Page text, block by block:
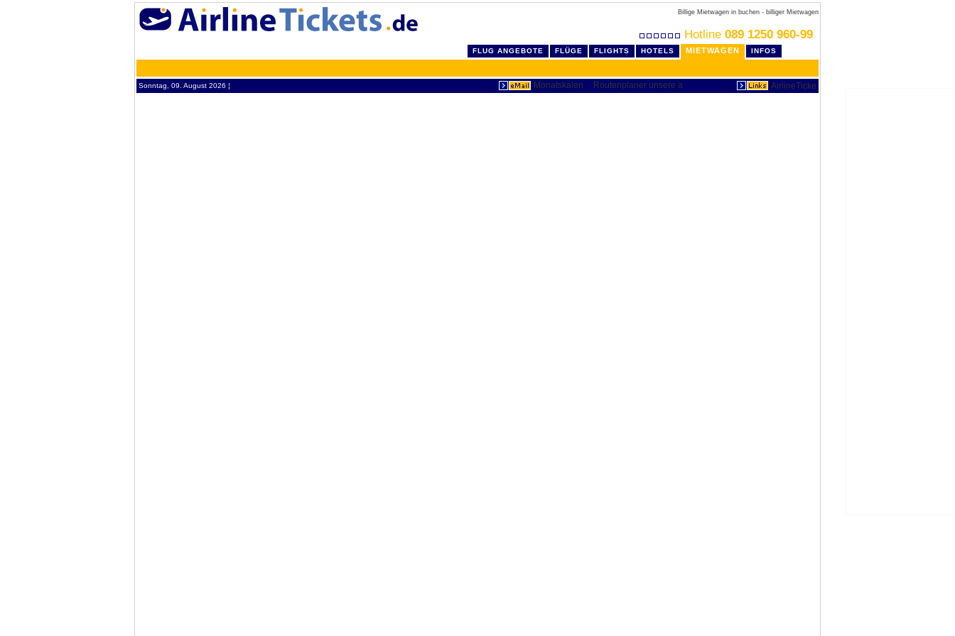
Billige Mietwagen in buchen - billiger Mietwagen
Hotline 089 1250 960-99
FLUG ANGEBOTE FLÜGE FLIGHTS HOTELS MIETWAGEN INFOS
Sonntag, 09. August 2026 ¦